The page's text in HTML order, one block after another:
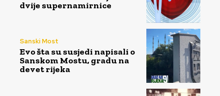
dvije supernamirnice
Sanski Most
Evo šta su susjedi napisali o
Sanskom Mostu, gradu na
devet rijeka